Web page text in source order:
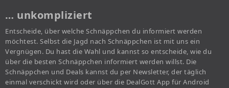
… unkompliziert
Entscheide, über welche Schnäppchen du informiert werden
möchtest. Selbst die Jagd nach Schnäppchen ist mit uns ein
Vergnügen. Du hast die Wahl und kannst so entscheide, wie du
über die besten Schnäppchen informiert werden willst. Die
Schnäppchen und Deals kannst du per Newsletter, der täglich
einmal verschickt wird oder über die DealGott App für Android